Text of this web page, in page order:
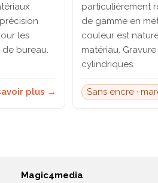
les
bureau.
plus →
particulièrement
de gamme en
couleur est
matériau.
cylindriques.
Sans encre ·
Magic4media